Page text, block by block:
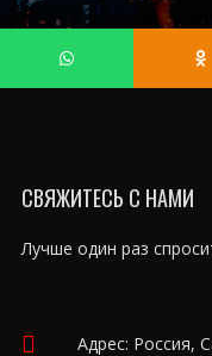
СВЯЖИТЕСЬ С НАМИ
Лучше один раз
Адрес: Россия,